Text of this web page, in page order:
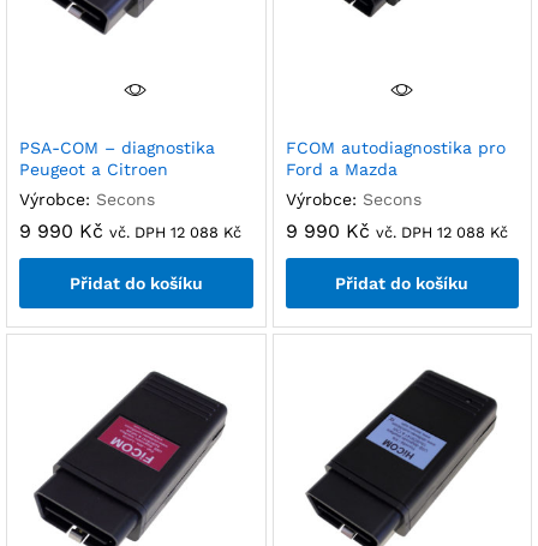
PSA-COM – diagnostika
Peugeot a Citroen
Výrobce: Secons
9 990 Kč vč. DPH 12 088 Kč
Přidat do košíku
FCOM autodiagnostika pro
Ford a Mazda
Výrobce: Secons
9 990 Kč vč. DPH 12 088 Kč
Přidat do košíku